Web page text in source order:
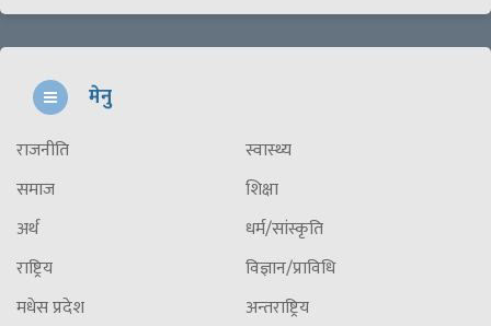
मेनु
राजनीति
समाज
अर्थ
राष्ट्रिय
मधेस प्रदेश
स्वास्थ्य
शिक्षा
धर्म/सांस्कृति
विज्ञान/प्राविधि
अन्तराष्ट्रिय